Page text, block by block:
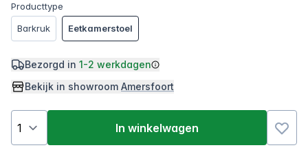
Producttype
Barkruk
Eetkamerstoel
Bezorgd in 1-2 werkdagen
Bekijk in showroom Amersfoort
In winkelwagen